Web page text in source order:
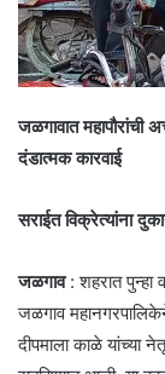
जळगावात महापौरांची
दंडात्मक कारवाई
सराईत विक्रेत्यांना
जळगाव: शहरात पुन्हा
जळगाव
दीपमाला काळे यांच्या